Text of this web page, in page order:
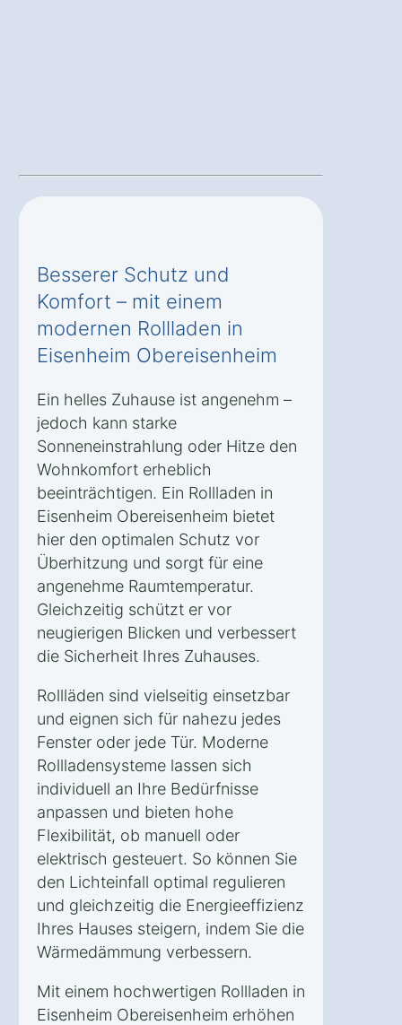
Besserer Schutz und
Komfort – mit einem
modernen Rollladen in
Eisenheim Obereisenheim
Ein helles Zuhause ist angenehm –
jedoch kann starke
Sonneneinstrahlung oder Hitze den
Wohnkomfort erheblich
beeinträchtigen. Ein Rollladen in
Eisenheim Obereisenheim bietet
hier den optimalen Schutz vor
Überhitzung und sorgt für eine
angenehme Raumtemperatur.
Gleichzeitig schützt er vor
neugierigen Blicken und verbessert
die Sicherheit Ihres Zuhauses.
Rollläden sind vielseitig einsetzbar
und eignen sich für nahezu jedes
Fenster oder jede Tür. Moderne
Rollladensysteme lassen sich
individuell an Ihre Bedürfnisse
anpassen und bieten hohe
Flexibilität, ob manuell oder
elektrisch gesteuert. So können Sie
den Lichteinfall optimal regulieren
und gleichzeitig die Energieeffizienz
Ihres Hauses steigern, indem Sie die
Wärmedämmung verbessern.
Mit einem hochwertigen Rollladen in
Eisenheim Obereisenheim erhöhen